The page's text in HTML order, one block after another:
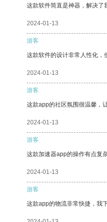
这款软件简直是神器，解决了
2024-01-13
游客
这款软件的设计非常人性化，
2024-01-13
游客
这款app的社区氛围很温馨，
2024-01-13
游客
这款加速器app的操作有点复
2024-01-13
游客
这款app的物流非常快捷，我